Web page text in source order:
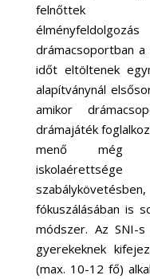
felnőttek
drámacsoportban
időt eltöltenek
alapítványnál
amikor
drámajáték
menő még
fókuszálásában is
módszer. Az SNI-
gyerekeknek
(max. 10-12 fő)